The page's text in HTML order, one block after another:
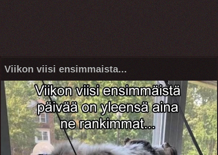
Viikon viisi ensimmaista...